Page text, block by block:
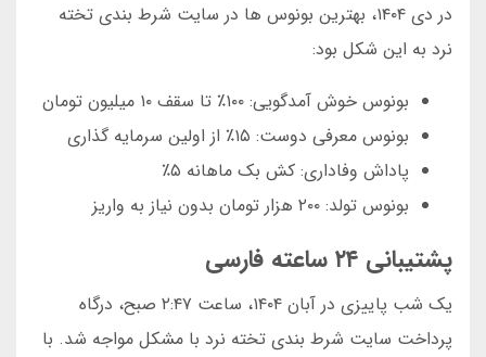
در دی ۱۴۰۴، بهترین بونوس ها در سایت شرط بندی تخته
نرد به این شکل بود:
بونوس خوش آمدگویی: ۱۰۰٪ تا سقف ۱۰ میلیون تومان
بونوس معرفی دوست: ۱۵٪ از اولین سرمایه گذاری
پاداش وفاداری: کش بک ماهانه ۵٪
بونوس تولد: ۲۰۰ هزار تومان بدون نیاز به واریز
پشتیبانی ۲۴ ساعته فارسی
یک شب پاییزی در آبان ۱۴۰۴، ساعت ۲:۴۷ صبح، درگاه
پرداخت سایت شرط بندی تخته نرد با مشکل مواجه شد. با